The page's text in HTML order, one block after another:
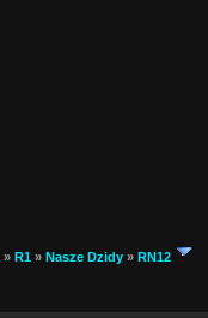
» R1 » Nasze Dzidy » RN12